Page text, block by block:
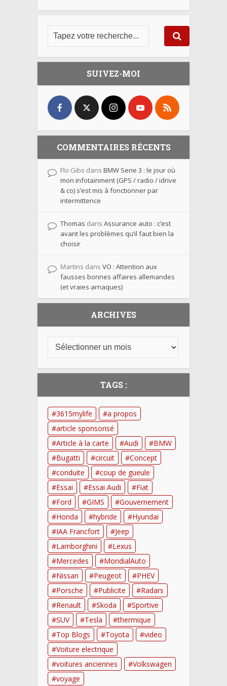
SUIVEZ-MOI
COMMENTAIRES RÉCENTS
Flo Gibs dans BMW Serie 3 : le jour où
mon infotainment (GPS / radio / idrive
& co) s’est mis à fonctionner par
intermittence
Thomas dans Assurance auto : c’est
avant les problèmes qu’il faut bien la
choisir
Martins dans VO : Attention aux
fausses bonnes affaires allemandes
(et vraies arnaques)
ARCHIVES
TAGS :
3615mylife
a propos
article sponsorisé
Article à la carte
Audi
BMW
Bugatti
circuit
Concept
conduite
coup de gueule
Essai
Essai Audi
Fiat
Ford
GIMS
Gouvernement
Honda
hybride
Hyundai
IAA Francfort
Jeep
Lamborghini
Lexus
Mercedes
MondialAuto
Nissan
Peugeot
PHEV
Porsche
Publicite
Radars
Renault
Skoda
Sportive
SUV
Tesla
thermique
Top Blogs
Toyota
video
Voiture electrique
voitures anciennes
Volkswagen
voyage